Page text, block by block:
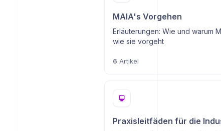
MAIA's Vorgehen
Erläuterungen: Wie und warum
wie sie vorgeht
6 Artikel
Praxisleitfäden für die